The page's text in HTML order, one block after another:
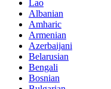
Lao
Albanian
Amharic
Armenian
Azerbaijani
Belarusian
Bengali
Bosnian